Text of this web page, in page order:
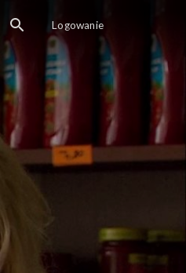
Logowanie